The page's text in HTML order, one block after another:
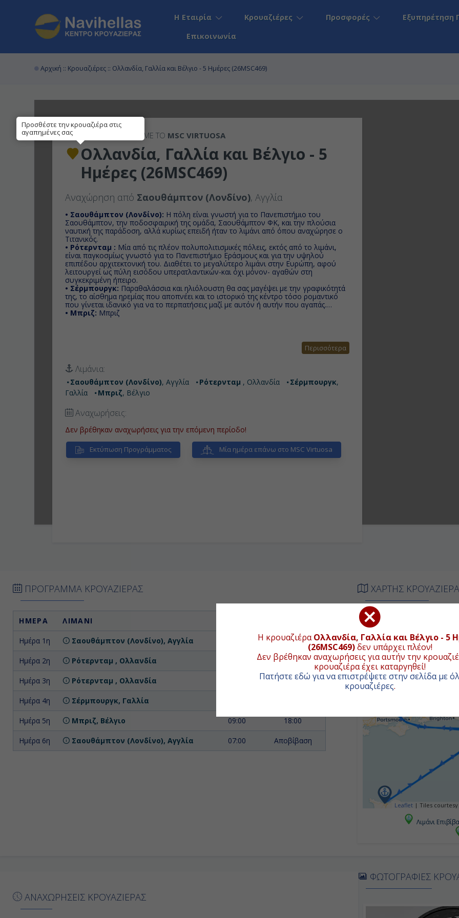
Η κρουαζιέραΟλλανδία, Γαλλία και Βέλγιο - 5
(26MSC469)δεν υπάρχει πλέον!
Δεν βρέθηκαν αναχωρήσεις για αυτήν την
κρουαζιέρα έχει καταργηθεί!
Πατήστε εδώ για να επιστρέψετε στην σελίδα με
κρουαζιέρες.
Η Εταιρία Κρουαζιέρες Προσφορές
Εξυπηρέτηση
Επικοινωνία
Αρχική :: Κρουαζιέρες :: Ολλανδία, Γαλλία και Βέλγιο - 5 Ημέρες (26MSC469)
5ΉΜΕΡΗ ΚΡΟΥΑΖΙΕΡΑ ΜΕ ΤΟ MSC VIRTUOSA
Ολλανδία, Γαλλία και Βέλγιο - 5
Ημέρες (26MSC469)
Αναχώρηση από Σαουθάμπτον (Λονδίνο), Αγγλία
• Σαουθάμπτον (Λονδίνο): H πόλη είναι γνωστή για το Πανεπιστήμιο του
Σαουθάμπτον, την ποδοσφαιρική της ομάδα, Σαουθάμπτον ΦΚ, και την πλούσια
ναυτική της παράδοση, αλλά κυρίως επειδή ήταν το λιμάνι από όπου αναχώρησε ο
Τιτανικός.
• Ρότερνταμ : Μία από τις πλέον πολυπολιτισμικές πόλεις, εκτός από το λιμάνι,
είναι παγκοσμίως γνωστό για το Πανεπιστήμιο Εράσμους και για την υψηλού
επιπέδου αρχιτεκτονική του. Διαθέτει το μεγαλύτερο λιμάνι στην Ευρώπη, αφού
λειτουργεί ως πύλη εισόδου υπερατλαντικών-και όχι μόνον- αγαθών στη
συγκεκριμένη ήπειρο.
• Σέρμπουργκ: Παραθαλάσσια και ηλιόλουστη θα σας μαγέψει με την γραφικότητά
της, το αίσθημα ηρεμίας που αποπνέει και το ιστορικό της κέντρο τόσο ρομαντικό
που γίνεται ιδανικό για να το περπατήσεις μαζί με αυτόν ή αυτήν που αγαπάς.
• Μπριζ: Μπριζ
Περισσότερα
Λιμάνια:
Σαουθάμπτον (Λονδίνο), Αγγλία Ρότερνταμ , Ολλανδία Σέρμπουργκ,
Γαλλία
Μπριζ, Βέλγιο
Αναχωρήσεις:
Δεν βρέθηκαν αναχωρήσεις για την επόμενη περίοδο!
Εκτύπωση Προγράμματος Μία ημέρα επάνω στο MSC Virtuosa
ΠΡΟΓΡΑΜΜΑ ΚΡΟΥΑΖΙΕΡΑΣ
ΗΜΕΡΑ ΛΙΜΑΝΙ
Ημέρα 1η Σαουθάμπτον (Λονδίνο), Αγγλία 16:00
Ημέρα 2η Ρότερνταμ , Ολλανδία 23:59
Ημέρα 3η Ρότερνταμ , Ολλανδία 14:00
Ημέρα 4η Σέρμπουργκ, Γαλλία
Ημέρα 5η Μπριζ, Βέλγιο 09:00 18:00
Ημέρα 6η Σαουθάμπτον (Λονδίνο), Αγγλία 07:00 Αποβίβαση
ΧΑΡΤΗΣ
Συνολική
+
−
Leaflet | Tiles
Λιμάνι
ΑΝΑΧΩΡΗΣΕΙΣ ΚΡΟΥΑΖΙΕΡΑΣ
ΦΩΤΟΓΡΑΦΙΕΣ
Προσθέστε την κρουαζιέρα στις
αγαπημένες σας